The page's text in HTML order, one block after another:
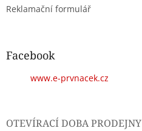
Reklamační formulář
Facebook
www.e-prvnacek.cz
OTEVÍRACÍ DOBA PRODEJNY